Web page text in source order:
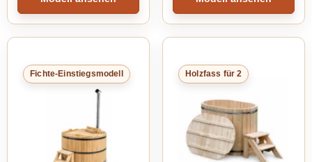
Fichte-Einstiegsmodell Holzfass für 2